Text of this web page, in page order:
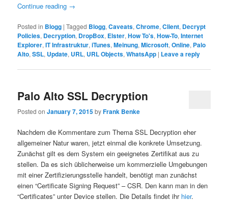
Continue reading →
Posted in Blogg |Tagged Blogg,Caveats,Chrome,Client, Decrypt
Policies, Decryption, DropBox, Elster,How To's,How-To,Internet
Explorer,IT Infrastruktur,iTunes,Meinung,Microsoft,Online, Palo
Alto,SSL, Update, URL, URL Objects,WhatsApp | Leave a reply
Palo Alto SSL Decryption
Posted onJanuary 7, 2015byFrank Benke
Nachdem die Kommentare zum Thema SSL Decryption eher
allgemeiner Natur waren, jetzt einmal die konkrete Umsetzung.
Zunächst gilt es dem System ein geeignetes Zertifikat aus zu
stellen. Da es sich üblicherweise um kommerzielle Umgebungen
mit einer Zertifizierungsstelle handelt, benötigt man zunächst
einen “Certificate Signing Request” – CSR. Den kann man in den
“Certificates” unter Device stellen. Die Details findet ihr hier.